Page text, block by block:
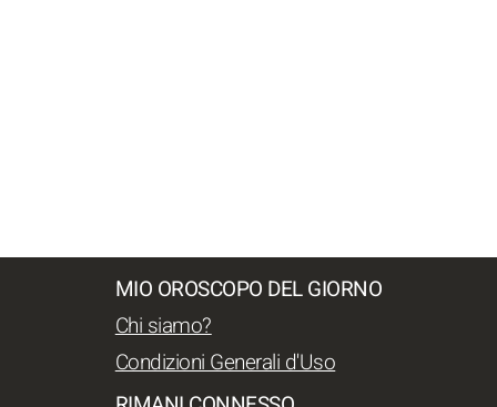
MIO OROSCOPO DEL GIORNO
Chi siamo?
Condizioni Generali d'Uso